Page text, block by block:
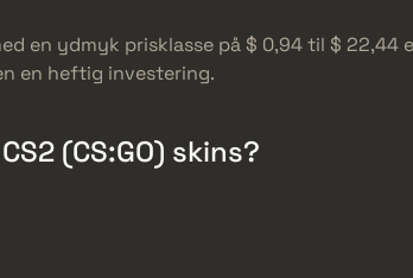
en ydmyk prisklasse på $ 0,94 til $
en heftig investering.
(CS:GO) skins?